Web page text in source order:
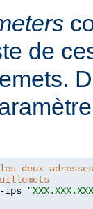
de
deux
ips